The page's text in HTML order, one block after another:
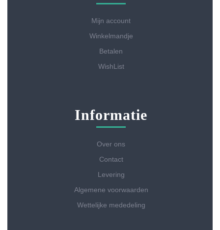
Mijn account
Winkelmandje
Betalen
WishList
Informatie
Over ons
Contact
Levering
Algemene voorwaarden
Wettelijke mededeling